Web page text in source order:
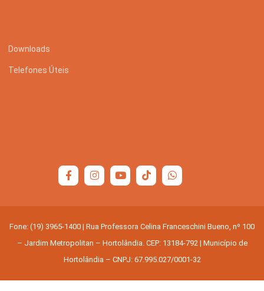
Downloads
Telefones Úteis
Fone: (19) 3965-1400 | Rua Professora Celina Franceschini Bueno, nº 100
– Jardim Metropolitan – Hortolândia. CEP: 13184-792 | Município de
Hortolândia – CNPJ: 67.995.027/0001-32